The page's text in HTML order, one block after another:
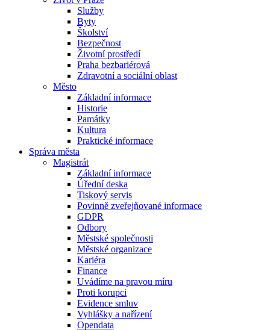
Služby
Byty
Školství
Bezpečnost
Životní prostředí
Praha bezbariérová
Zdravotní a sociální oblast
Město
Základní informace
Historie
Památky
Kultura
Praktické informace
Správa města
Magistrát
Základní informace
Úřední deska
Tiskový servis
Povinně zveřejňované informace
GDPR
Odbory
Městské společnosti
Městské organizace
Kariéra
Finance
Uvádíme na pravou míru
Proti korupci
Evidence smluv
Vyhlášky a nařízení
Opendata